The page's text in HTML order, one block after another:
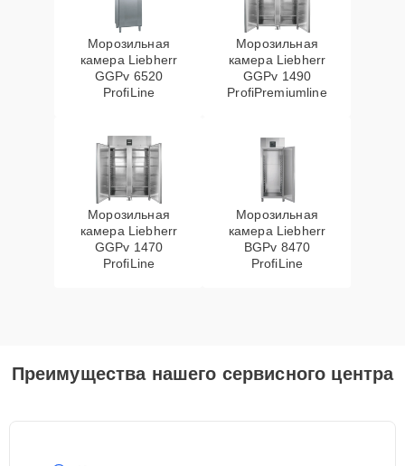
Морозильная
камера Liebherr
GGPv 6520
ProfiLine
Морозильная
камера Liebherr
GGPv 1490
ProfiPremiumline
Морозильная
камера Liebherr
GGPv 1470
ProfiLine
Морозильная
камера Liebherr
BGPv 8470
ProfiLine
Преимущества нашего сервисного центра